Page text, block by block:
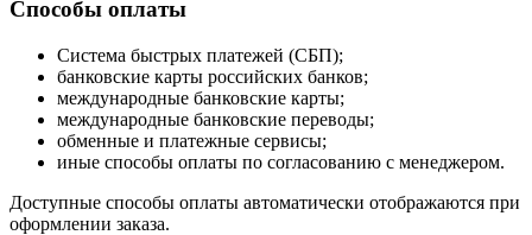
Способы оплаты
Система быстрых платежей (СБП);
банковские карты российских банков;
международные банковские карты;
международные банковские переводы;
обменные и платежные сервисы;
иные способы оплаты по согласованию с менеджером.
Доступные способы оплаты автоматически отображаются при
оформлении заказа.